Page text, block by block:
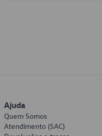
Ajuda
Quem Somos
Atendimento (SAC)